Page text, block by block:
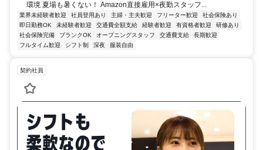
環境 夏場も暑くない！ Amazon直接雇用×夜勤スタッフ...
業界未経験者歓迎 社員登用あり 主婦・主夫歓迎 フリーター歓迎
社会保険あり
即日勤務OK
未経験者歓迎 交通費全額支給 経験者歓迎 有資格者歓迎
研修あり
社会保険完備
ブランクOK オープニングスタッフ 交通費支給
長期歓迎
フルタイム歓迎
シフト制 深夜 服装自由
契約社員